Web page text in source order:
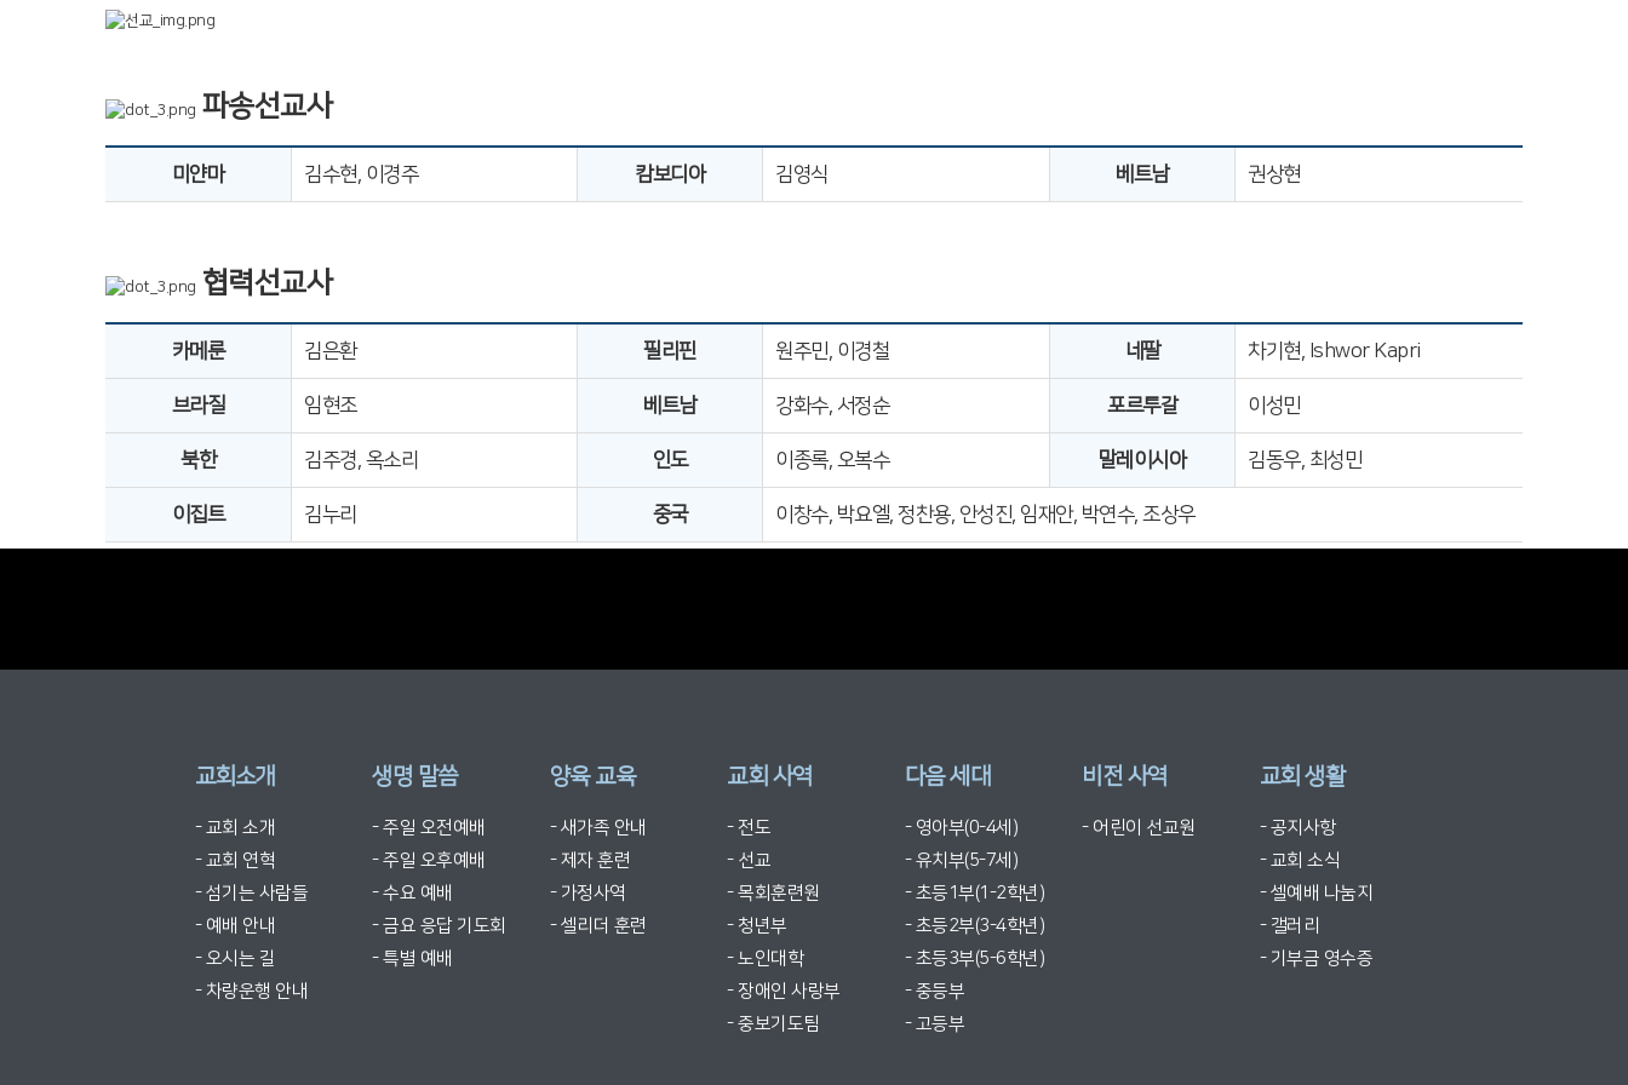
파송선교사
미얀마 김수현, 이경주 캄보디아 김영식 베트남 권상현
협력선교사
카메룬 김은환 필리핀 원주민, 이경철 네팔 차기현, Ishwor Kapri
브라질 임현조 베트남 강화수, 서정순 포르투갈 이성민
북한 김주경, 옥소리 인도 이종록, 오복수 말레이시아 김동우, 최성민
이집트 김누리 중국 이창수, 박요엘, 정찬용, 안성진, 임재안, 박연수, 조상우
교회소개
- 교회 소개
- 교회 연혁
- 섬기는 사람들
- 예배 안내
- 오시는 길
- 차량운행 안내
생명 말씀
- 주일 오전예배
- 주일 오후예배
- 수요 예배
- 금요 응답 기도회
- 특별 예배
양육 교육
- 새가족 안내
- 제자 훈련
- 가정사역
- 셀리더 훈련
교회 사역
- 전도
- 선교
- 목회훈련원
- 청년부
- 노인대학
- 장애인 사랑부
- 중보기도팀
다음 세대
- 영아부(0-4세)
- 유치부(5-7세)
- 초등1부(1-2학년)
- 초등2부(3-4학년)
- 초등3부(5-6학년)
- 중등부
- 고등부
비전 사역
- 어린이 선교원
교회 생활
- 공지사항
- 교회 소식
- 셀예배 나눔지
- 갤러리
- 기부금 영수증